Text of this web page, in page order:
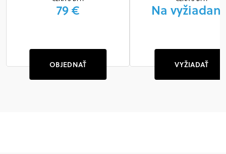
79 €
OBJEDNAŤ
Na
VYŽIADAŤ